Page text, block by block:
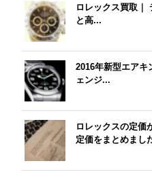
ロレックス買取｜
と高...
2016年新型エアキ
ェンジ...
ロレックスの定価
定価をまとめまし